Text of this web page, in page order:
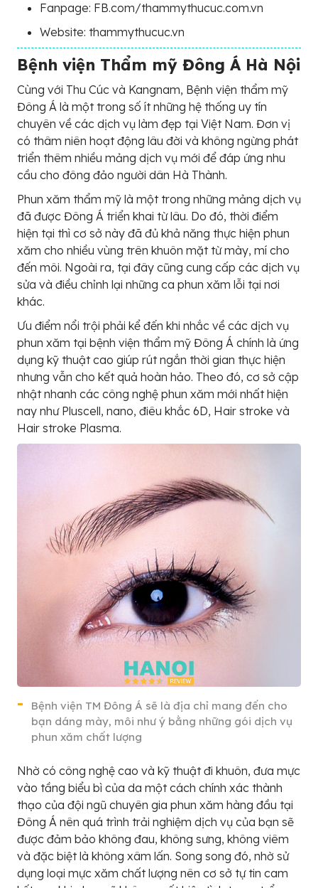
Fanpage: FB.com/thammythucuc.com.vn
Website: thammythucuc.vn
Bệnh viện Thẩm mỹ Đông Á Hà Nội
Cùng với Thu Cúc và Kangnam, Bệnh viện thẩm mỹ
Đông Á là một trong số ít những hệ thống uy tín
chuyên về các dịch vụ làm đẹp tại Việt Nam. Đơn vị
có thâm niên hoạt động lâu đời và không ngừng phát
triển thêm nhiều mảng dịch vụ mới để đáp ứng nhu
cầu cho đông đảo người dân Hà Thành.
Phun xăm thẩm mỹ là một trong những mảng dịch vụ
đã được Đông Á triển khai từ lâu. Do đó, thời điểm
hiện tại thì cơ sở này đã đủ khả năng thực hiện phun
xăm cho nhiều vùng trên khuôn mặt từ mày, mí cho
đến môi. Ngoài ra, tại đây cũng cung cấp các dịch vụ
sửa và điều chỉnh lại những ca phun xăm lỗi tại nơi
khác.
Ưu điểm nổi trội phải kể đến khi nhắc về các dịch vụ
phun xăm tại bệnh viện thẩm mỹ Đông Á chính là ứng
dụng kỹ thuật cao giúp rút ngắn thời gian thực hiện
nhưng vẫn cho kết quả hoàn hảo. Theo đó, cơ sở cập
nhật nhanh các công nghệ phun xăm mới nhất hiện
nay như Pluscell, nano, điêu khắc 6D, Hair stroke và
Hair stroke Plasma.
Bệnh viện TM Đông Á sẽ là địa chỉ mang đến cho
bạn dáng mày, môi như ý bằng những gói dịch vụ
phun xăm chất lượng
Nhờ có công nghệ cao và kỹ thuật đi khuôn, đưa mực
vào tầng biểu bì của da một cách chính xác thành
thạo của đội ngũ chuyên gia phun xăm hàng đầu tại
Đông Á nên quá trình trải nghiệm dịch vụ của bạn sẽ
được đảm bảo không đau, không sưng, không viêm
và đặc biệt là không xâm lấn. Song song đó, nhờ sử
dụng loại mực xăm chất lượng nên cơ sở tự tin cam